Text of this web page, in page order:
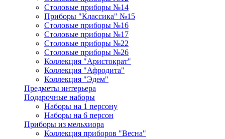
Столовые приборы №14
Приборы "Классика" №15
Столовые приборы №16
Столовые приборы №17
Столовые приборы №22
Столовые приборы №26
Коллекция "Аристократ"
Коллекция "Афродита"
Коллекция "Эдем"
Предметы интерьера
Подарочные наборы
Наборы на 1 персону
Наборы на 6 персон
Приборы из мельхиора
Коллекция приборов "Весна"